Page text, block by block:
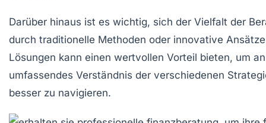
Darüber hinaus ist es wichtig, sich der Vielfalt der
durch traditionelle Methoden oder innovative
Lösungen kann einen wertvollen Vorteil bieten, um
umfassendes Verständnis der verschiedenen
besser zu navigieren.